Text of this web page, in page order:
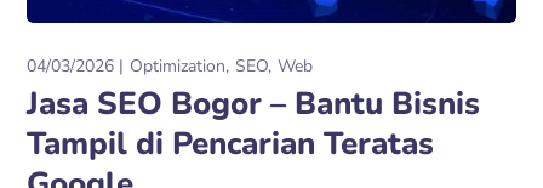
04/03/2026 Optimization SEO Web
Jasa SEO Bogor – Bantu Bisnis
Tampil di Pencarian Teratas